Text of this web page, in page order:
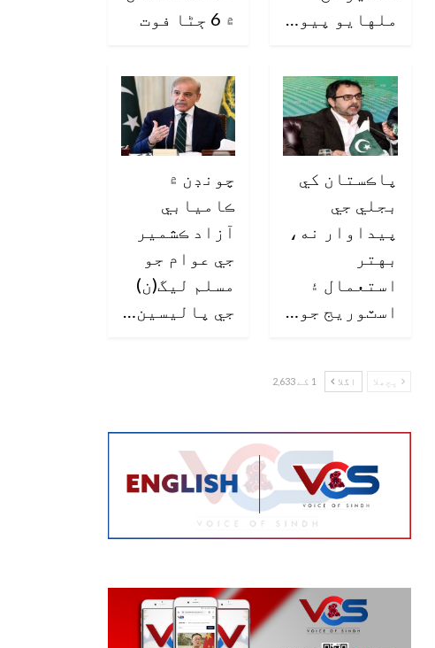
ملهايو پيو…
۾ 6 ڄڻا فوت
پاڪستان کي
بجلي جي
پيداوار نه،
بهتر
استعمال ۽
اسٽوريج جو…
چونڊن ۾
ڪاميابي
آزاد ڪشمير
جي عوام جو
مسلم ليگ(ن)
جي پاليسين…
پچھلا اگلا 1 کے 2,633